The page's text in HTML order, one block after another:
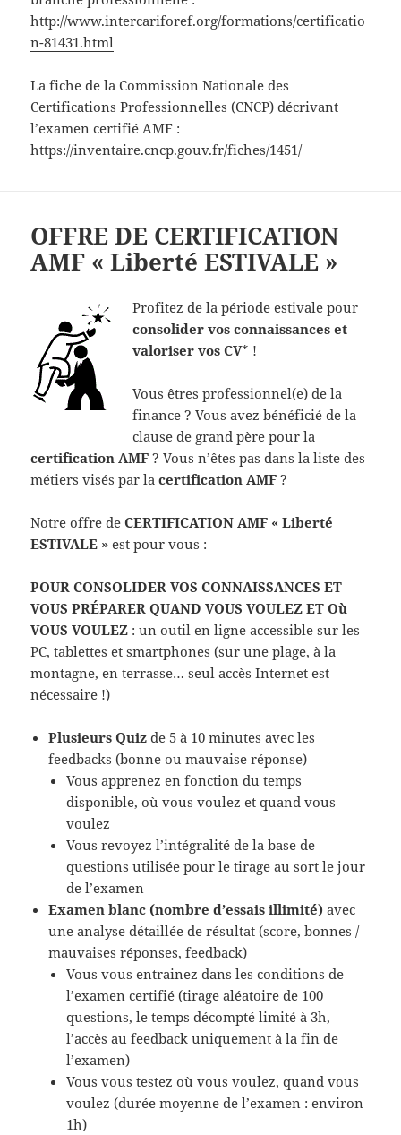
http://www.intercariforef.org/formations/certificatio
n-81431.html
La fiche de la Commission Nationale des
Certifications Professionnelles (CNCP) décrivant
l’examen certifié AMF :
https://inventaire.cncp.gouv.fr/fiches/1451/
OFFRE DE CERTIFICATION
AMF « Liberté ESTIVALE »
Profitez de la période estivale pour
consolider vos connaissances et
valoriser vos CV* !
Vous êtres professionnel(e) de la
finance ? Vous avez bénéficié de la
clause de grand père pour la
certification AMF ? Vous n’êtes pas dans la liste des
métiers visés par lacertification AMF ?
Notre offre deCERTIFICATION AMF « Liberté
ESTIVALE » est pour vous :
POUR CONSOLIDER VOS CONNAISSANCES ET
VOUS PRÉPARER QUAND VOUS VOULEZ ET Où
VOUS VOULEZ : un outil en ligne accessible sur les
PC, tablettes et smartphones (sur une plage, à la
montagne, en terrasse… seul accès Internet est
nécessaire !)
Plusieurs Quiz de 5 à 10 minutes avec les
feedbacks (bonne ou mauvaise réponse)
Vous apprenez en fonction du temps
disponible, où vous voulez et quand vous
voulez
Vous revoyez l’intégralité de la base de
questions utilisée pour le tirage au sort le jour
de l’examen
Examen blanc (nombre d’essais illimité) avec
une analyse détaillée de résultat (score, bonnes /
mauvaises réponses, feedback)
Vous vous entrainez dans les conditions de
l’examen certifié (tirage aléatoire de 100
questions, le temps décompté limité à 3h,
l’accès au feedback uniquement à la fin de
l’examen)
Vous vous testez où vous voulez, quand vous
voulez (durée moyenne de l’examen : environ
1h)